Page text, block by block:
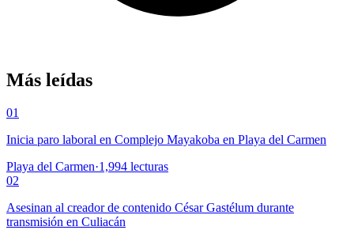
Más leídas
01
Inicia paro laboral en Complejo Mayakoba en Playa del Carmen
Playa del Carmen·1,994 lecturas
02
Asesinan al creador de contenido César Gastélum durante
transmisión en Culiacán